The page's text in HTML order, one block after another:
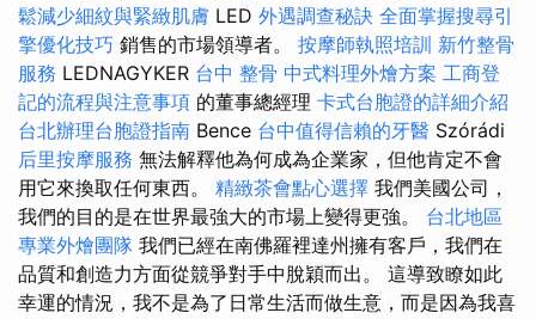
鬆減少細紋與緊緻肌膚 LED 外遇調查秘訣 全面掌握搜尋引
擎優化技巧 銷售的市場領導者。 按摩師執照培訓 新竹整骨
服務 LEDNAGYKER 台中 整骨 中式料理外燴方案 工商登
記的流程與注意事項 的董事總經理 卡式台胞證的詳細介紹
台北辦理台胞證指南 Bence 台中值得信賴的牙醫 Szórádi
后里按摩服務 無法解釋他為何成為企業家，但他肯定不會
用它來換取任何東西。 精緻茶會點心選擇 我們美國公司，
我們的目的是在世界最強大的市場上變得更強。 台北地區
專業外燴團隊 我們已經在南佛羅裡達州擁有客戶，我們在
品質和創造力方面從競爭對手中脫穎而出。 這導致瞭如此
幸運的情況，我不是為了日常生活而做生意，而是因為我喜